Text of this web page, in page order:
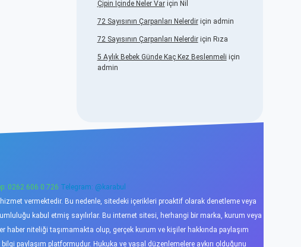
Çipin Içinde Neler Variçin Nil
72 Sayısının Çarpanları Nelerdiriçin admin
72 Sayısının Çarpanları Nelerdiriçin Rıza
5 Aylık Bebek Günde Kaç Kez Beslenmeli için
admin
0262 606 0 726 Telegram: @karabul
vermektedir. Bu nedenle, sitedeki içerikleri proaktif olarak denetleme veya
kabul etmiş sayılırlar. Bu internet sitesi, herhangi bir marka, kurum veya
haber niteliği taşımamakta olup, gerçek kurum ve kişiler hakkında paylaşım
paylaşım platformudur. Hukuka ve yasal düzenlemelere aykırı olduğunu